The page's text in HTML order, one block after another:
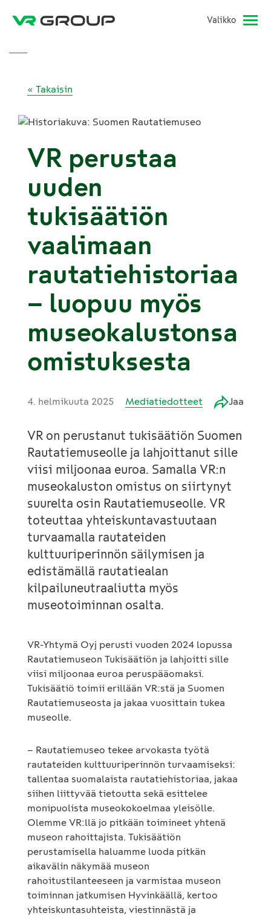
Valikko
« Takaisin
VR perustaa
uuden
tukisäätiön
vaalimaan
rautatiehistoriaa
– luopuu myös
museokalustonsa
omistuksesta
4. helmikuuta 2025 Mediatiedotteet Jaa
VR on perustanut tukisäätiön Suomen
Rautatiemuseolle ja lahjoittanut sille
viisi miljoonaa euroa. Samalla VR:n
museokaluston omistus on siirtynyt
suurelta osin Rautatiemuseolle. VR
toteuttaa yhteiskuntavastuutaan
turvaamalla rautateiden
kulttuuriperinnön säilymisen ja
edistämällä rautatiealan
kilpailuneutraaliutta myös
museotoiminnan osalta.
VR-Yhtymä Oyj perusti vuoden 2024 lopussa
Rautatiemuseon Tukisäätiön ja lahjoitti sille
viisi miljoonaa euroa peruspääomaksi.
Tukisäätiö toimii erillään VR:stä ja Suomen
Rautatiemuseosta ja jakaa vuosittain tukea
museolle.
– Rautatiemuseo tekee arvokasta työtä
rautateiden kulttuuriperinnön turvaamiseksi:
tallentaa suomalaista rautatiehistoriaa, jakaa
siihen liittyvää tietoutta sekä esittelee
monipuolista museokokoelmaa yleisölle.
Olemme VR:llä jo pitkään toimineet yhtenä
museon rahoittajista. Tukisäätiön
perustamisella haluamme luoda pitkän
aikavälin näkymää museon
rahoitustilanteeseen ja varmistaa museon
toiminnan jatkumisen Hyvinkäällä, kertoo
yhteiskuntasuhteista, viestinnästä ja